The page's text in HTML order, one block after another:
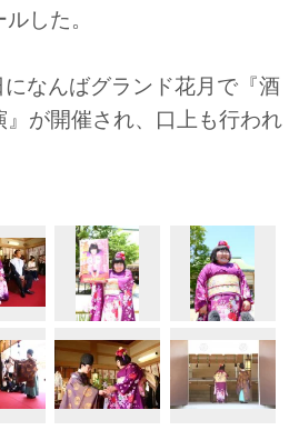
した。
なんばグランド花月で『酒
が開催され、口上も行われ